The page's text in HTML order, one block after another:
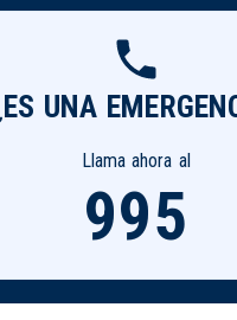
UNA
Llama ahora al
995